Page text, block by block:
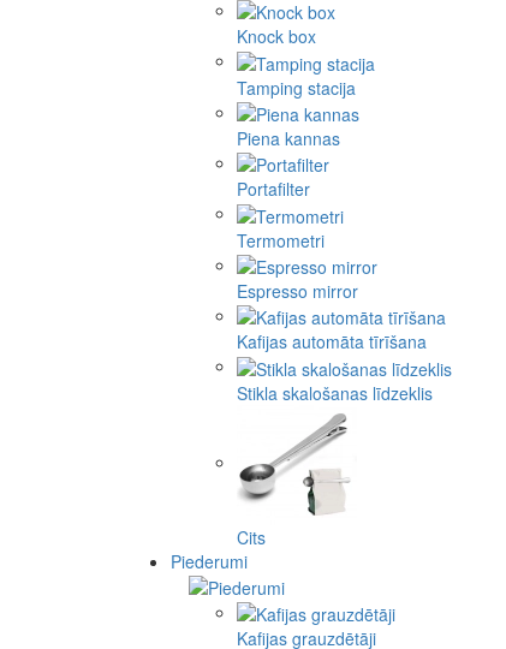
Knock box
Tamping stacija
Piena kannas
Portafilter
Termometri
Espresso mirror
Kafijas automāta tīrīšana
Stikla skalošanas līdzeklis
Cits
Piederumi
Kafijas grauzdētāji